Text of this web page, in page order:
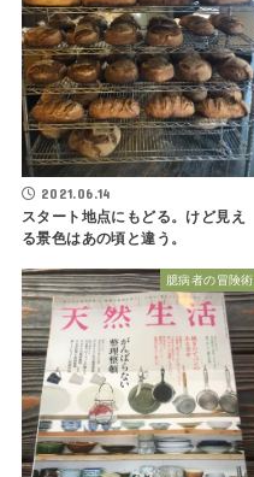
2021.06.14
スタート地点にもどる。けど見え
る景色はあの頃と違う。
臆病者の冒険術